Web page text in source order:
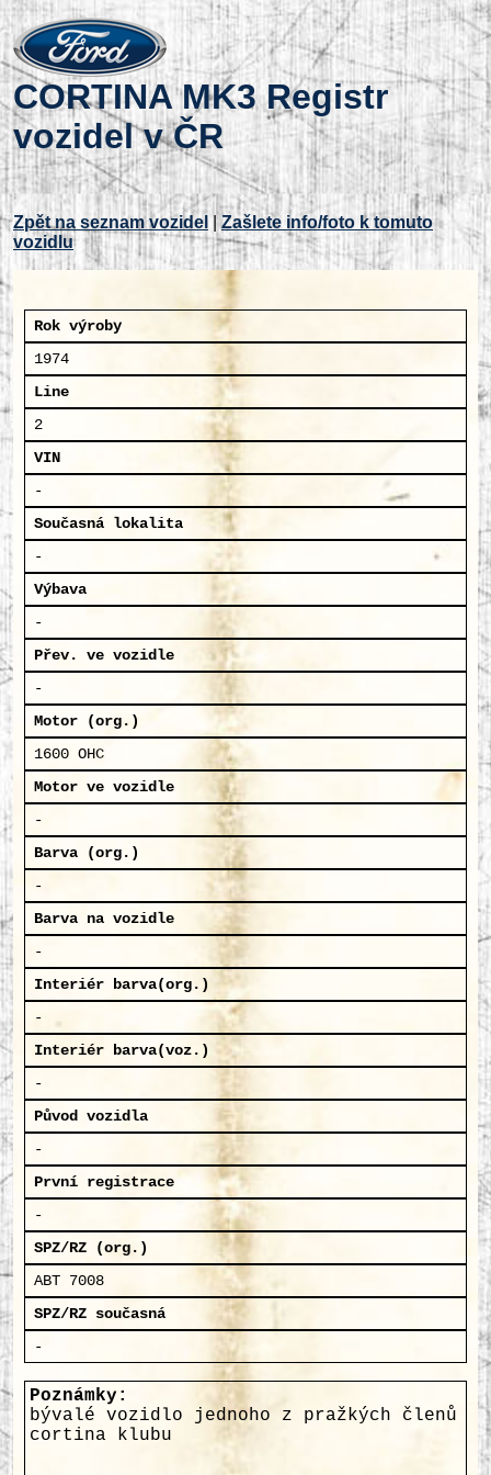
CORTINA MK3 Registr
vozidel v ČR
Zpět na seznam vozidel
Zašlete info/foto k tomuto
vozidlu
Rok výroby
1974
Line
2
VIN
-
Současná lokalita
-
Výbava
-
Přev. ve vozidle
-
Motor (org.)
1600 OHC
Motor ve vozidle
-
Barva (org.)
-
Barva na vozidle
-
Interiér barva(org.)
-
Interiér barva(voz.)
-
Původ vozidla
-
První registrace
-
SPZ/RZ (org.)
ABT 7008
SPZ/RZ současná
-
Poznámky:
bývalé vozidlo jednoho z pražkých členů
cortina klubu